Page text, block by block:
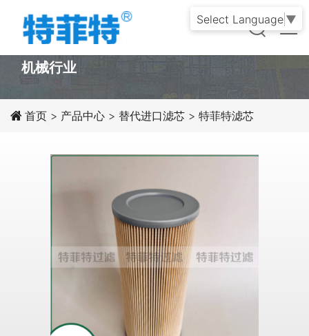
PRODUCT
机械行业
首页 > 产品中心 > 替代进口滤芯 > 特菲特滤芯
Select Language ▼